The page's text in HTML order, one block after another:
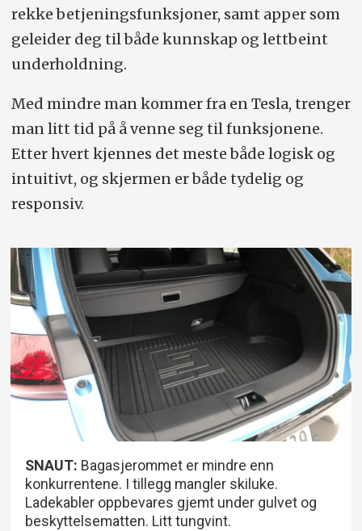
rekke betjeningsfunksjoner, samt apper som
geleider deg til både kunnskap og lettbeint
underholdning.
Med mindre man kommer fra en Tesla, trenger
man litt tid på å venne seg til funksjonene.
Etter hvert kjennes det meste både logisk og
intuitivt, og skjermen er både tydelig og
responsiv.
SNAUT: Bagasjerommet er mindre enn
konkurrentene. I tillegg mangler skiluke.
Ladekabler oppbevares gjemt under gulvet og
beskyttelsematten. Litt tungvint.